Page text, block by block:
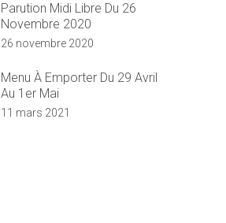
Parution Midi Libre Du 26
Novembre 2020
26 novembre 2020
Menu À Emporter Du 29 Avril
Au 1er Mai
11 mars 2021